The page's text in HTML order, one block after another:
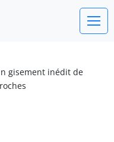
gisement inédit de